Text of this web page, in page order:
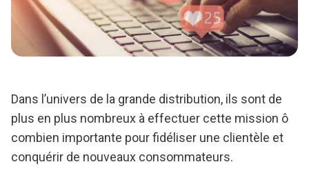
Dans l’univers de la grande distribution, ils sont de
plus en plus nombreux à effectuer cette mission ô
combien importante pour fidéliser une clientèle et
conquérir de nouveaux consommateurs.